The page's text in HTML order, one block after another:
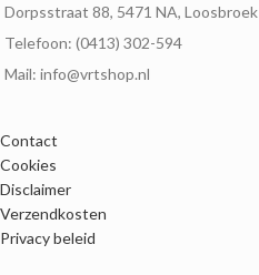
Dorpsstraat 88, 5471 NA, Loosbroek
Telefoon: (0413) 302-594
Mail: info@vrtshop.nl
Contact
Cookies
Disclaimer
Verzendkosten
Privacy beleid